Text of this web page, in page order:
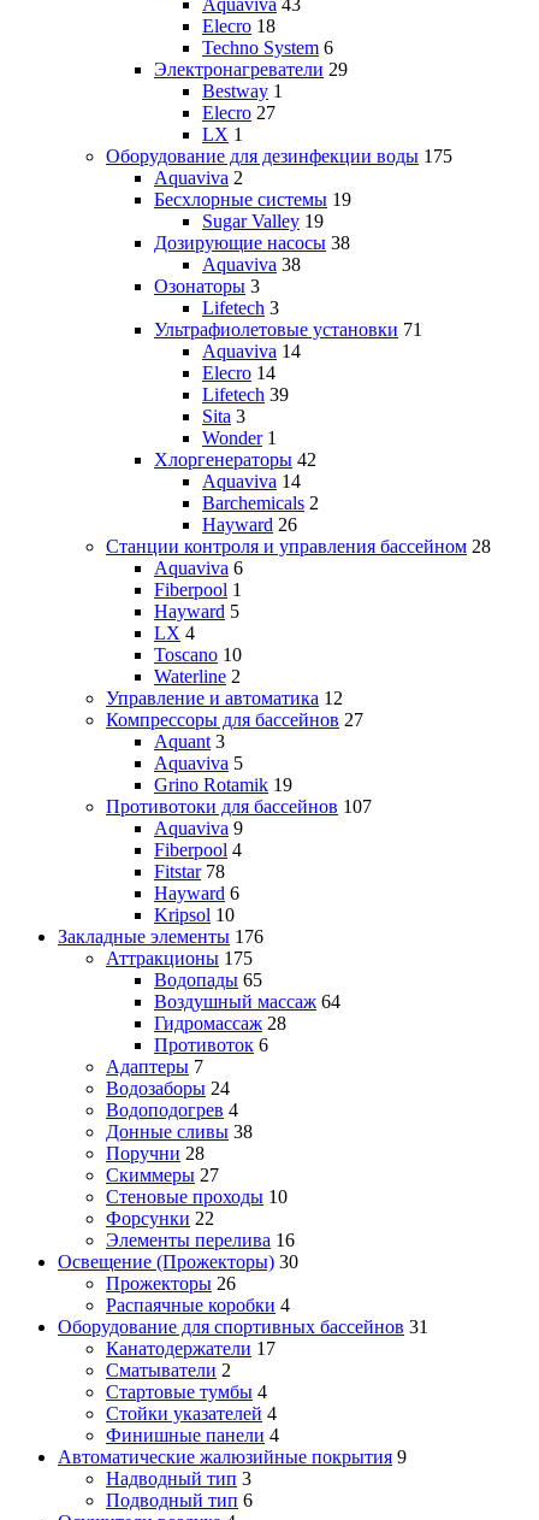
Aquaviva 43
Elecro 18
Techno System 6
Электронагреватели 29
Bestway 1
Elecro 27
LX 1
Оборудование для дезинфекции воды 175
Aquaviva 2
Бесхлорные системы 19
Sugar Valley 19
Дозирующие насосы 38
Aquaviva 38
Озонаторы 3
Lifetech 3
Ультрафиолетовые установки 71
Aquaviva 14
Elecro 14
Lifetech 39
Sita 3
Wonder 1
Хлоргенераторы 42
Aquaviva 14
Barchemicals 2
Hayward 26
Станции контроля и управления бассейном 28
Aquaviva 6
Fiberpool 1
Hayward 5
LX 4
Toscano 10
Waterline 2
Управление и автоматика 12
Компрессоры для бассейнов 27
Aquant 3
Aquaviva 5
Grino Rotamik 19
Противотоки для бассейнов 107
Aquaviva 9
Fiberpool 4
Fitstar 78
Hayward 6
Kripsol 10
Закладные элементы 176
Аттракционы 175
Водопады 65
Воздушный массаж 64
Гидромассаж 28
Противоток 6
Адаптеры 7
Водозаборы 24
Водоподогрев 4
Донные сливы 38
Поручни 28
Скиммеры 27
Стеновые проходы 10
Форсунки 22
Элементы перелива 16
Освещение (Прожекторы) 30
Прожекторы 26
Распаячные коробки 4
Оборудование для спортивных бассейнов 31
Канатодержатели 17
Сматыватели 2
Стартовые тумбы 4
Стойки указателей 4
Финишные панели 4
Автоматические жалюзийные покрытия 9
Надводный тип 3
Подводный тип 6